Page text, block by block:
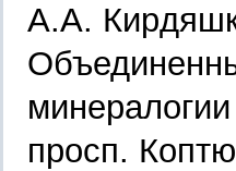
А.А.
пpоcп.